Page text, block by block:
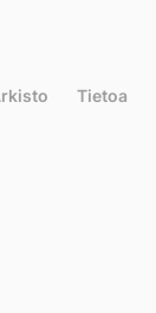
Tietoa